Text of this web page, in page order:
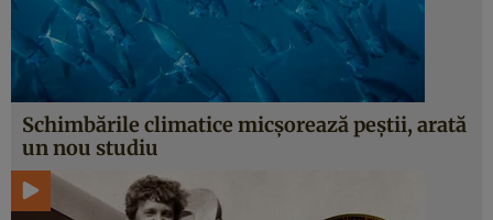
Schimbările climatice micșorează peștii, arată
un nou studiu